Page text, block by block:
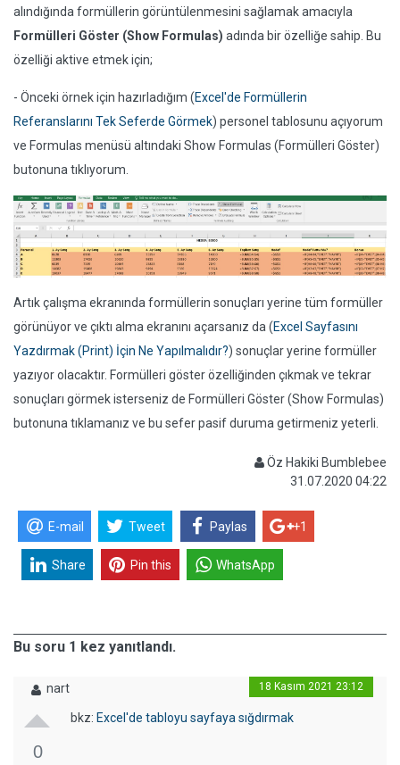
alındığında formüllerin görüntülenmesini sağlamak amacıyla
Formülleri Göster (Show Formulas) adında bir özelliğe sahip. Bu
özelliği aktive etmek için;
- Önceki örnek için hazırladığım (Excel'de Formüllerin
Referanslarını Tek Seferde Görmek) personel tablosunu açıyorum
ve Formulas menüsü altındaki Show Formulas (Formülleri Göster)
butonuna tıklıyorum.
Artık çalışma ekranında formüllerin sonuçları yerine tüm formüller
görünüyor ve çıktı alma ekranını açarsanız da (Excel Sayfasını
Yazdırmak (Print) İçin Ne Yapılmalıdır?) sonuçlar yerine formüller
yazıyor olacaktır. Formülleri göster özelliğinden çıkmak ve tekrar
sonuçları görmek isterseniz de Formülleri Göster (Show Formulas)
butonuna tıklamanız ve bu sefer pasif duruma getirmeniz yeterli.
Öz Hakiki Bumblebee
31.07.2020 04:22
E-mail Tweet Paylas +1
Share Pin this WhatsApp
Bu soru 1 kez yanıtlandı.
nart 18 Kasım 2021 23:12
0
bkz: Excel'de tabloyu sayfaya sığdırmak